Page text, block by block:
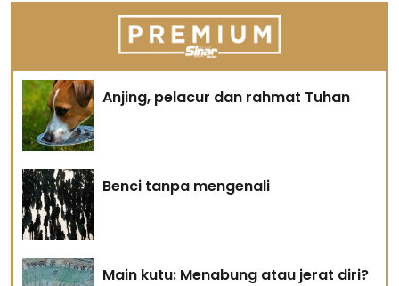
Anjing, pelacur dan rahmat Tuhan
Benci tanpa mengenali
Main kutu: Menabung atau jerat diri?